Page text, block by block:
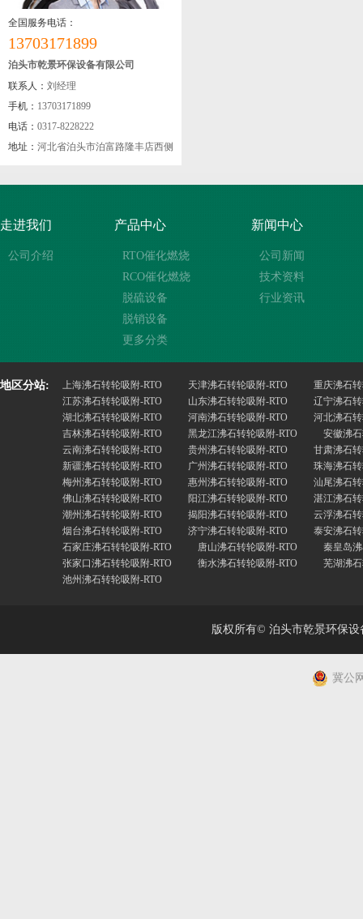
全国服务电话：
13703171899
泊头市乾景环保设备有限公司
联系人： 刘经理
手机： 13703171899
电话： 0317-8228222
地址： 河北省泊头市泊富路隆丰店西侧
走进我们
公司介绍
产品中心
RTO催化燃烧
RCO催化燃烧
脱硫设备
脱销设备
更多分类
新闻中心
公司新闻
技术资料
行业资讯
地区分站: 上海沸石转轮吸附-RTO 天津沸石转轮吸附-RTO
重庆沸石
江苏沸石转轮吸附-RTO
山东沸石转轮吸附-RTO
辽宁沸石
湖北沸石转轮吸附-RTO
河南沸石转轮吸附-RTO
河北沸石
吉林沸石转轮吸附-RTO
黑龙江沸石转轮吸附-RTO
安徽沸
云南沸石转轮吸附-RTO
贵州沸石转轮吸附-RTO
甘肃沸石
新疆沸石转轮吸附-RTO
广州沸石转轮吸附-RTO
珠海沸石
梅州沸石转轮吸附-RTO
惠州沸石转轮吸附-RTO
汕尾沸石
佛山沸石转轮吸附-RTO
阳江沸石转轮吸附-RTO
湛江沸石
潮州沸石转轮吸附-RTO
揭阳沸石转轮吸附-RTO
云浮沸石
烟台沸石转轮吸附-RTO
济宁沸石转轮吸附-RTO
泰安沸石
石家庄沸石转轮吸附-RTO
唐山沸石转轮吸附-RTO
秦皇岛
张家口沸石转轮吸附-RTO
衡水沸石转轮吸附-RTO
芜湖沸
池州沸石转轮吸附-RTO
版权所有© 泊头市乾景环保
冀公